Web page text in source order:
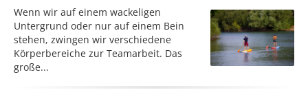
Wenn wir auf einem wackeligen
Untergrund oder nur auf einem Bein
stehen, zwingen wir verschiedene
Körperbereiche zur Teamarbeit. Das
große...